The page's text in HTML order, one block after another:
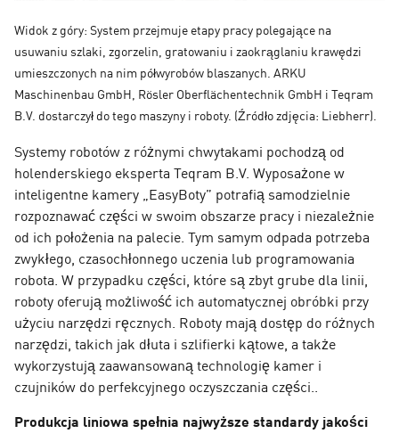
Widok z góry: System przejmuje etapy pracy polegające na
usuwaniu szlaki, zgorzelin, gratowaniu i zaokrąglaniu krawędzi
umieszczonych na nim półwyrobów blaszanych. ARKU
Maschinenbau GmbH, Rösler Oberflächentechnik GmbH i Teqram
B.V. dostarczył do tego maszyny i roboty. (Źródło zdjęcia: Liebherr).
Systemy robotów z różnymi chwytakami pochodzą od
holenderskiego eksperta Teqram B.V. Wyposażone w
inteligentne kamery „EasyBoty” potrafią samodzielnie
rozpoznawać części w swoim obszarze pracy i niezależnie
od ich położenia na palecie. Tym samym odpada potrzeba
zwykłego, czasochłonnego uczenia lub programowania
robota. W przypadku części, które są zbyt grube dla linii,
roboty oferują możliwość ich automatycznej obróbki przy
użyciu narzędzi ręcznych. Roboty mają dostęp do różnych
narzędzi, takich jak dłuta i szlifierki kątowe, a także
wykorzystują zaawansowaną technologię kamer i
czujników do perfekcyjnego oczyszczania części..
Produkcja liniowa spełnia najwyższe standardy jakości